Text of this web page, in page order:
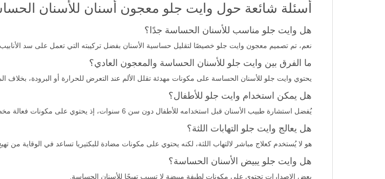
أسئلة شائعة حول وايت جلو معجون أسنان للأسنان
هل وايت جلو مناسب للأسنان الحساسة جدًا؟
نعم، تم تصميم معجون وايت جلو خصيصًا لتقليل حساسية الأسنان بفضل تركيبته التي تعمل على سد
ما الفرق بين وايت جلو للأسنان الحساسة والمعجون العادي؟
يحتوي وايت جلو للأسنان الحساسة على مكونات مهدئة تقلل الألم عند التعرض للحرارة أو البرودة، بخلاف
هل يمكن استخدام وايت جلو للأطفال؟
يُفضل استشارة طبيب الأسنان قبل استخدامه للأطفال دون سن 6 سنوات، إذ يحتوي على مكونات فعالة مخصصة للبالغين.
هل يعالج وايت جلو التهابات اللثة؟
هو لا يُستخدم كعلاج مباشر لالتهاب اللثة، لكنه يحتوي على مكونات مضادة للبكتيريا تساعد في الوقاية من
هل وايت جلو يبيض الأسنان الحساسة؟
بعض الإصدارات تحتوي على مكونات لطيفة مبيضة لا تسبب تهيجًا للأسنان الحساسة.